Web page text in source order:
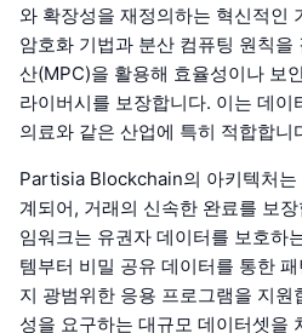
와 확장성을 재정의하는 혁신적인
암호화 기법과 분산 컴퓨팅 원칙을
산(MPC)을 활용해 효율성이나 보
라이버시를 보장합니다. 이는 데이
의료와 같은 산업에 특히 적합합니
Partisia Blockchain의 아키텍처는
계되어, 거래의 신속한 완료를 보
임워크는 유권자 데이터를 보호하
템부터 비밀 공유 데이터를 통한
지 광범위한 응용 프로그램을 지원
성을 요구하는 대규모 데이터셋을